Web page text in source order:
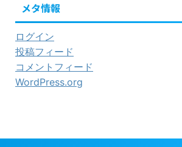
メタ情報
ログイン
投稿フィード
コメントフィード
WordPress.org